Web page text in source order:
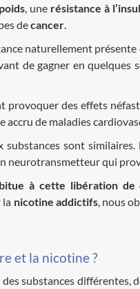
, une résistance à
decancer
naturellement
de gagner en quelques
provoquer des effets
de maladies
substances sont
neurotransmetteur qui
à cette libération de
la nicotine addictifs, nous
et la nicotine ?
substances différentes,